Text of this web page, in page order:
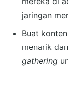
jaringan
Buat
menarik
gathering